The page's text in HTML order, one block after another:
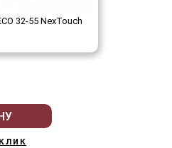
32-55 NexTouch